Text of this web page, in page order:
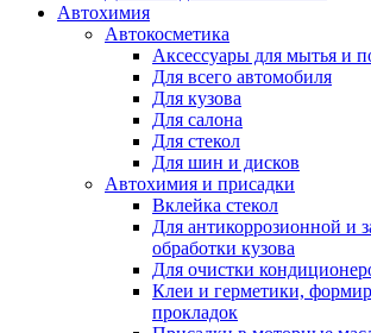
Автохимия
Автокосметика
Аксессуары для мытья и
Для всего автомобиля
Для кузова
Для салона
Для стекол
Для шин и дисков
Автохимия и присадки
Вклейка стекол
Для антикоррозионной и
обработки кузова
Для очистки
Клеи и герметики,
прокладок